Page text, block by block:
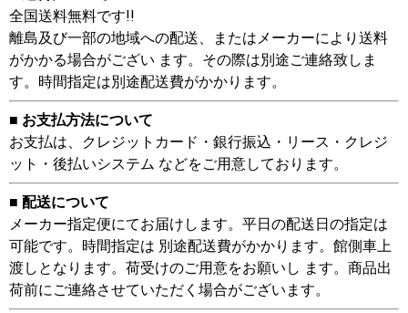
全国送料無料です!!
離島及び一部の地域への配送、またはメーカーにより送料
がかかる場合がござい ます。その際は別途ご連絡致しま
す。時間指定は別途配送費がかかります。
■ お支払方法について
お支払は、クレジットカード・銀行振込・リース・クレジ
ット・後払いシステム などをご用意しております。
■ 配送について
メーカー指定便にてお届けします。平日の配送日の指定は
可能です。時間指定は 別途配送費がかかります。館側車上
渡しとなります。荷受けのご用意をお願いし ます。商品出
荷前にご連絡させていただく場合がございます。